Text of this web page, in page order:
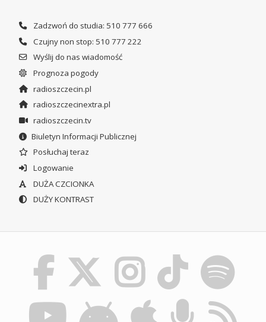
Zadzwoń do studia: 510 777 666
Czujny non stop: 510 777 222
Wyślij do nas wiadomość
Prognoza pogody
radioszczecin.pl
radioszczecinextra.pl
radioszczecin.tv
Biuletyn Informacji Publicznej
Posłuchaj teraz
Logowanie
DUŻA CZCIONKA
DUŻY KONTRAST